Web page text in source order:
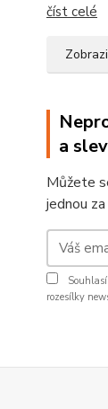
číst celé
a
Můžete
jednou
rozesílky